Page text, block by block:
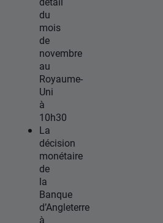
du
mois
de
novembre
au
Royaume-
Uni
à
10h30
La
décision
monétaire
de
la
Banque
d’Angleterre
à